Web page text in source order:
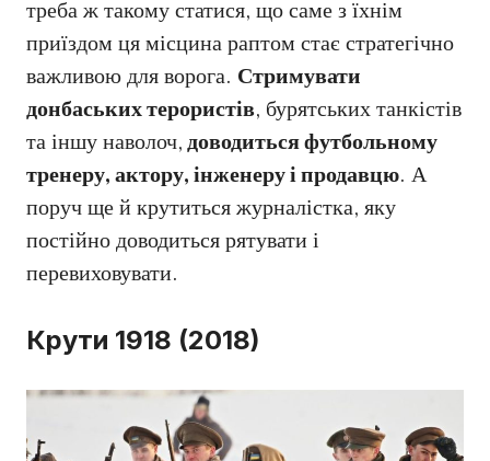
треба ж такому статися, що саме з їхнім
приїздом ця місцина раптом стає стратегічно
важливою для ворога. Стримувати
донбаських терористів, бурятських танкістів
та іншу наволоч,доводиться футбольному
тренеру, актору, інженеру і продавцю. А
поруч ще й крутиться журналістка, яку
постійно доводиться рятувати і
перевиховувати.
Крути 1918 (2018)